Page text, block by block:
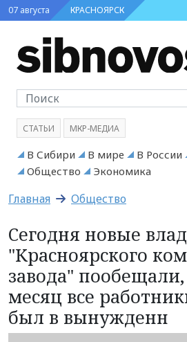
07 августа КРАСНОЯРСК
СТАТЬИ МКР-МЕДИА
В Сибири В мире В России
Общество
Экономика
Главная Общество
Сегодня новые
"Красноярского
завода"
месяц все
был в вынужденн